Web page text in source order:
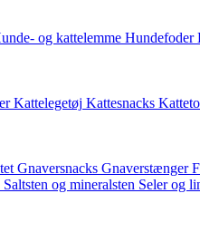
og kattelemme Hundefoder
Kattelegetøj Kattesnacks
Gnaversnacks Gnaverstænger
Saltsten og mineralsten Seler og